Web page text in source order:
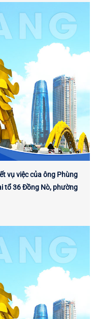
vụ việc của ông Phùng
tổ 36 Đồng Nò, phường